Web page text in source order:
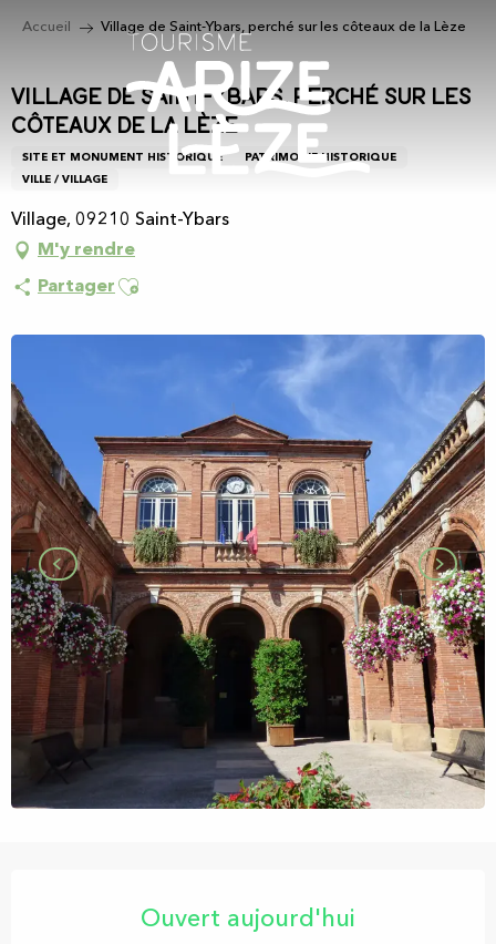
principal
Accueil Village de Saint-Ybars, perché sur les côteaux de la Lèze
Village de Saint-Ybars, perché sur les
côteaux de la Lèze
SITE ET MONUMENT HISTORIQUE
PATRIMOINE HISTORIQUE
VILLE / VILLAGE
Village, 09210 Saint-Ybars
M'y rendre
Partager Ajouter aux favoris
Ouvert aujourd'hui